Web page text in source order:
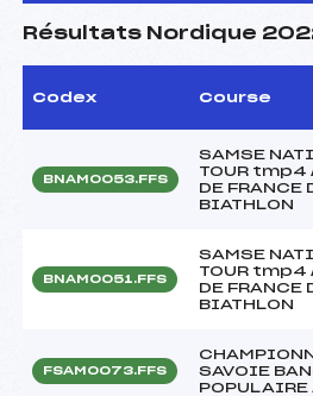
Résultats Nordique
Codex Course
BNAM0053.FFS
SAMSE
TOUR tmp4
DE FRANCE
BIATHLON
BNAM0051.FFS
SAMSE
TOUR tmp4
DE FRANCE
BIATHLON
FSAM0073.FFS
SAVOIE
POPULAIRE